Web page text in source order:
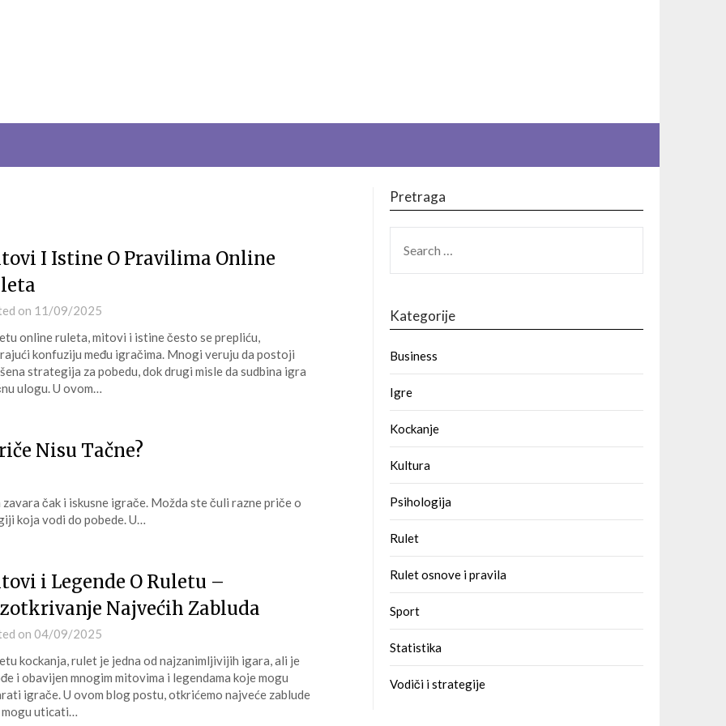
I Istine O Pravilima Online
on 11/09/2025
online ruleta, mitovi i istine često se prepliću,
konfuziju među igračima. Mnogi veruju da postoji
strategija za pobedu, dok drugi misle da sudbina igra
ulogu. U ovom…
Nisu Tačne?
čak i iskusne igrače. Možda ste čuli razne priče o
koja vodi do pobede. U…
i Legende O Ruletu –
Najvećih Zabluda
on 04/09/2025
kockanja, rulet je jedna od najzanimljivijih igara, ali je
i obavijen mnogim mitovima i legendama koje mogu
igrače. U ovom blog postu, otkrićemo najveće zablude
mogu uticati…
Pretraga
FOR:
Kategorije
Business
Igre
Kockanje
Kultura
Psihologija
Rulet
Rulet osnove i pravila
Sport
Statistika
Vodiči i strategije